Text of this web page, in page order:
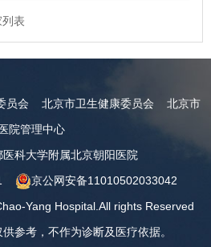
表
员会 北京市卫生健康委员会
北京市
医院管理中心
科大学附属北京朝阳医院
京公网安备11010502033042
Yang Hospital.All rights Reserved
参考，不作为诊断及医疗依据。